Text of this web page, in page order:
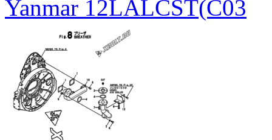
Yanmar 12LALCST(C03